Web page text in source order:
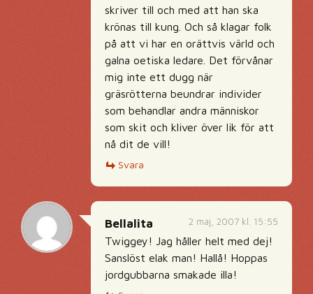
skriver till och med att han ska
krönas till kung. Och så klagar folk
på att vi har en orättvis värld och
galna oetiska ledare. Det förvånar
mig inte ett dugg när
gräsrötterna beundrar individer
som behandlar andra människor
som skit och kliver över lik för att
nå dit de vill!
Svara
2 maj, 2007 kl. 15:55
Bellalita
Twiggey! Jag håller helt med dej!
Sanslöst elak man! Hallå! Hoppas
jordgubbarna smakade illa!